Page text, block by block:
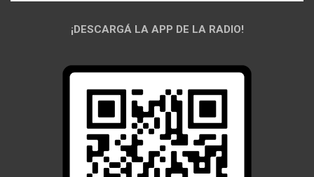
¡DESCARGÁ LA APP DE LA RADIO!